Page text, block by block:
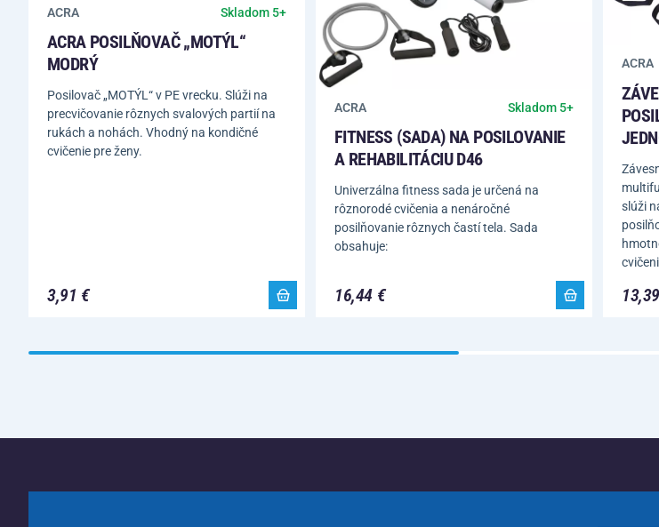
ACRA Skladom 5+
ACRA POSILŇOVAČ „MOTÝL“
MODRÝ
Posilovač „MOTÝL“ v PE vrecku. Slúži na
precvičovanie rôznych svalových partií na
rukách a nohách. Vhodný na kondičné
cvičenie pre ženy.
3,91 €
ACRA Skladom 5+
FITNESS (SADA) NA POSILOVANIE
A REHABILITÁCIU D46
Univerzálna fitness sada je určená na
rôznorodé cvičenia a nenáročné
posilňovanie rôznych častí tela. Sada
obsahuje:
16,44 €
ACRA
slúži